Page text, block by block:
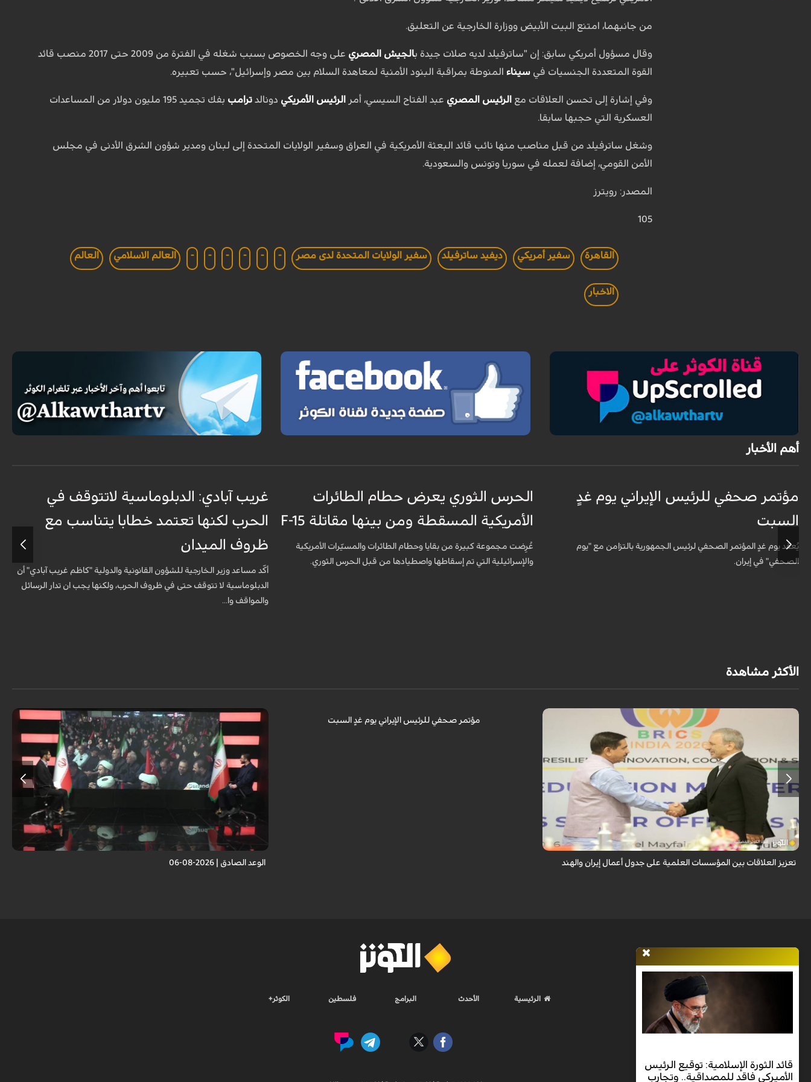
من جانبهما، امتنع البيت الأبيض ووزارة الخارجية عن التعليق.
وقال مسؤول أمريكي سابق: إن "ساترفيلد لديه صلات جيدة بالجيش المصري
على وجه الخصوص بسبب شغله في الفترة من 2009 حتى 2017 منصب قائد
القوة المتعددة الجنسيات في سيناءالمنوطة بمراقبة البنود الأمنية لمعاهدة السلام بين مصر وإسرائيل"، حسب تعبيره.
وفي إشارة إلى تحسن العلاقات مع الرئيس المصري عبد الفتاح السيسي، أمر الرئيس الأمريكي دونالد ترامب
بفك تجميد 195 مليون دولار من المساعدات
العسكرية التي حجبها سابقا.
وشغل ساترفيلد من قبل مناصب منها نائب قائد البعثة الأمريكية في العراق وسفير الولايات المتحدة إلى لبنان ومدير شؤون الشرق الأدنى في مجلس
الأمن القومي، إضافة لعمله في سوريا وتونس والسعودية.
المصدر: رويترز
105
القاهرة سفير أمريكي ديفيد ساترفيلد سفير الولايات المتحدة لدى مصر -
-
-
-
-
- العالم الاسلامي العالم
الاخبار
أهم الأخبار
مؤتمر صحفي للرئيس الإيراني يوم غدٍ
السبت
يُعقد يوم غدٍ المؤتمر الصحفي لرئيس الجمهورية بالتزامن مع "يوم
الصحفي" في إيران.
الحرس الثوري يعرض حطام الطائرات
الأمريكية المسقطة ومن بينها مقاتلة F-15
عُرِضت مجموعة كبيرة من بقايا وحطام الطائرات والمسيّرات الأمريكية
والإسرائيلية التي تم إسقاطها واصطيادها من قبل الحرس الثوري.
غريب آبادي: الدبلوماسية لاتتوقف في
الحرب لكنها تعتمد خطابا يتناسب مع
ظروف الميدان
أكّد مساعد وزير الخارجية للشؤون القانونية والدولية "كاظم غريب آبادي" أن
الدبلوماسية لا تتوقف حتى في ظروف الحرب، ولكنها يجب ان تدار الرسائل
والمواقف وا...
الأكثر مشاهدة
أكدت ايران والهند على تعزيز العلاقات بين مؤسساتهما العلمية، وذلك خلال لقاء
جمع القائم بأعمال وزير العلوم الإيراني مع وزير التعليم الهندي، على هامش الد...
تعزيز العلاقات بين المؤسسات العلمية على جدول أعمال إيران والهند
مؤتمر صحفي للرئيس الإيراني يوم غدٍ السبت
انتصار الجمهورية الإسلامية أمام العدو الصهيوني.. انتصار لكل الأمة الإسلامية
الوعد الصادق | 2026-08-06
قائد الثورة الإسلامية: توقيع الرئيس
الأميركي فاقد للمصداقية.. وتجارب
الرئيسية الأحدث البرامج فلسطين الكوثر+